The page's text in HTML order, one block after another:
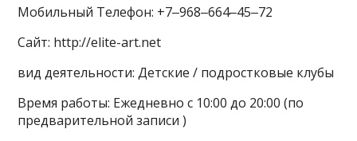
Мобильный Телефон: +7‒968‒664‒45‒72
Сайт: http://elite-art.net
вид деятельности: Детские / подростковые клубы
Время работы: Ежедневно с 10:00 до 20:00 (по
предварительной записи )